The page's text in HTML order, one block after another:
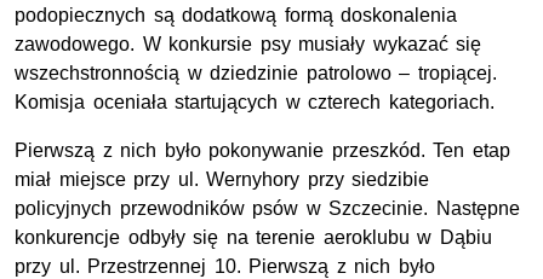
podopiecznych są dodatkową formą doskonalenia
zawodowego. W konkursie psy musiały wykazać się
wszechstronnością w dziedzinie patrolowo – tropiącej.
Komisja oceniała startujących w czterech kategoriach.
Pierwszą z nich było pokonywanie przeszkód. Ten etap
miał miejsce przy ul. Wernyhory przy siedzibie
policyjnych przewodników psów w Szczecinie. Następne
konkurencje odbyły się na terenie aeroklubu w Dąbiu
przy ul. Przestrzennej 10. Pierwszą z nich było